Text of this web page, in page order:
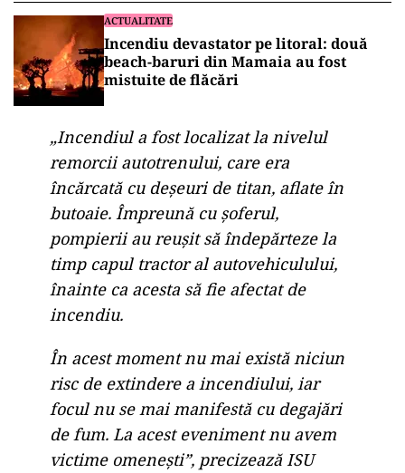
ACTUALITATE
Incendiu devastator pe litoral: două
beach-baruri din Mamaia au fost
mistuite de flăcări
„Incendiul a fost localizat la nivelul
remorcii autotrenului, care era
încărcată cu deşeuri de titan, aflate în
butoaie. Împreună cu şoferul,
pompierii au reuşit să îndepărteze la
timp capul tractor al autovehiculului,
înainte ca acesta să fie afectat de
incendiu.
În acest moment nu mai există niciun
risc de extindere a incendiului, iar
focul nu se mai manifestă cu degajări
de fum. La acest eveniment nu avem
victime omeneşti”, precizează ISU